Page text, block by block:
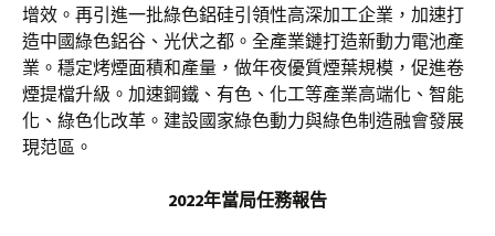
增效。再引進一批綠色鋁硅引領性高深加工企業，加速打
造中國綠色鋁谷、光伏之都。全產業鏈打造新動力電池產
業。穩定烤煙面積和產量，做年夜優質煙葉規模，促進卷
煙提檔升級。加速鋼鐵、有色、化工等產業高端化、智能
化、綠色化改革。建設國家綠色動力與綠色制造融會發展
現范區。
2022年當局任務報告